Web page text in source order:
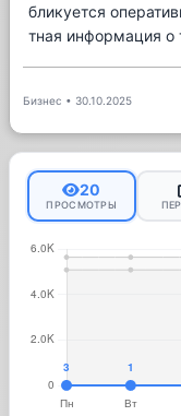
бликуется
тная информация о
Бизнес • 30.10.2025
20
ПРОСМОТРЫ